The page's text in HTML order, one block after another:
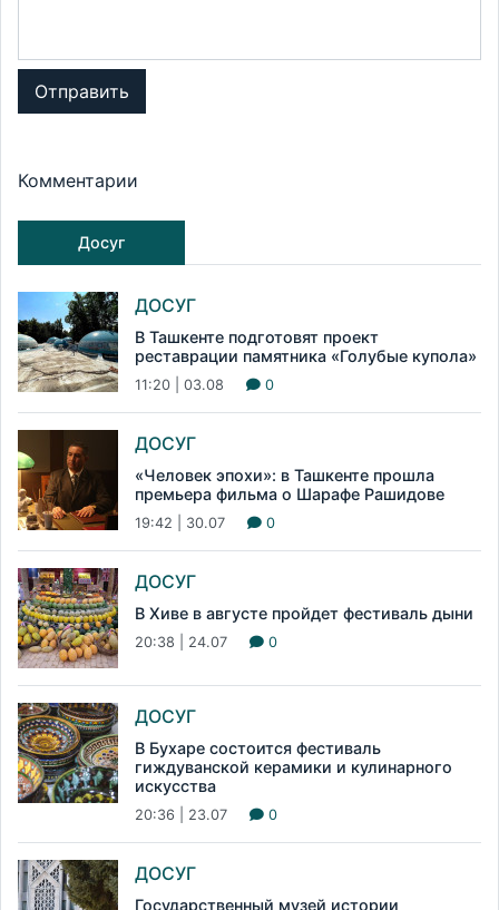
Отправить
Комментарии
Досуг
ДОСУГ
В Ташкенте подготовят проект
реставрации памятника «Голубые купола»
11:20 | 03.08 0
ДОСУГ
«Человек эпохи»: в Ташкенте прошла
премьера фильма о Шарафе Рашидове
19:42 | 30.07 0
ДОСУГ
В Хиве в августе пройдет фестиваль дыни
20:38 | 24.07 0
ДОСУГ
В Бухаре состоится фестиваль
гиждуванской керамики и кулинарного
искусства
20:36 | 23.07 0
ДОСУГ
Государственный музей истории